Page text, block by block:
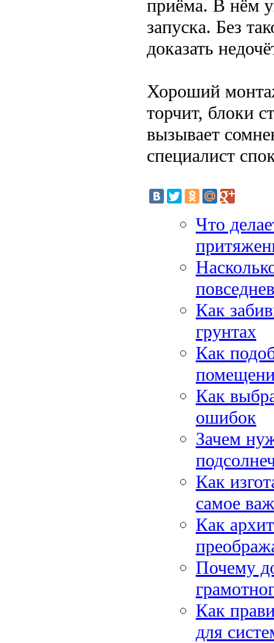
приёма. В нём
запуска. Без
доказать
Хороший
торчит, блоки
вызывает
специалист
Что
Как
грунтах
Как
Как
ошибок
Зачем
Как
самое
Как
Почему
Как
для